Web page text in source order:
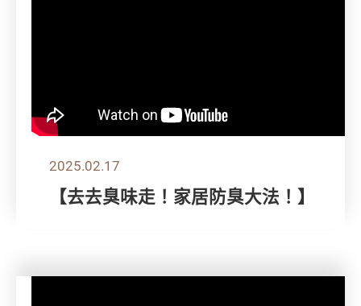
2025.02.17
【去去臭味走！家居防臭大法！】